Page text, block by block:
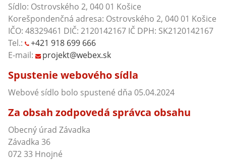
Sídlo: Ostrovského 2, 040 01 Košice
Korešpondenčná adresa: Ostrovského 2, 040 01 Košice
IČO: 48329461 DIČ: 2120142167 IČ DPH: SK2120142167
Tel.:
+421 918 699 666
E-mail:
projekt@webex.sk
Spustenie webového sídla
Webové sídlo bolo spustené dňa 05.04.2024
Za obsah zodpovedá správca obsahu
Obecný úrad Závadka
Závadka 36
072 33 Hnojné